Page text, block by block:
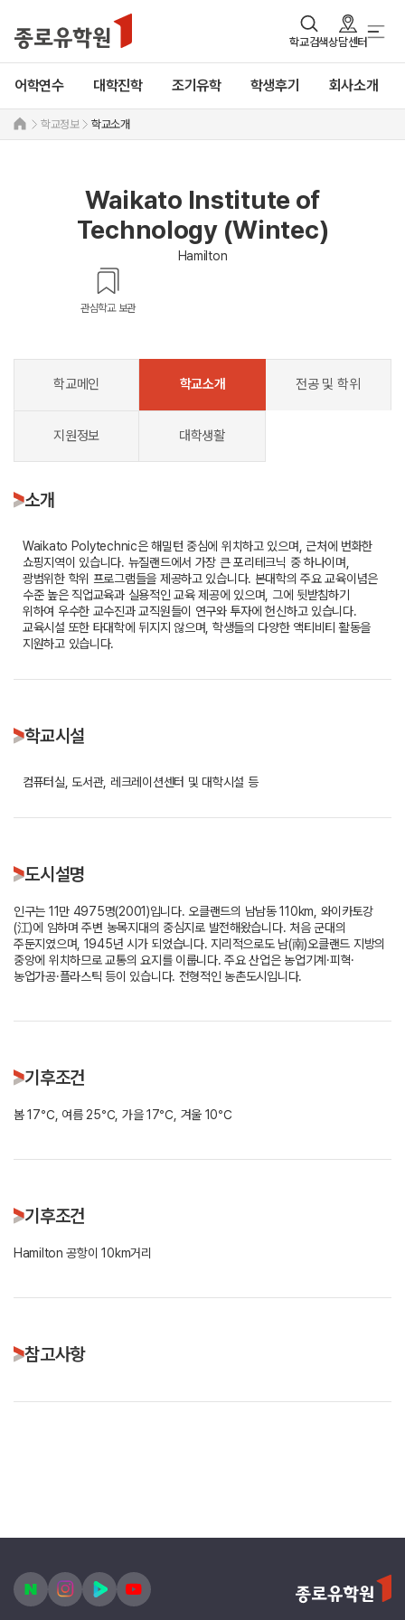
학교검색상담센터
어학연수 대학진학 조기유학 학생후기 회사소개
학교정보 학교소개
Waikato Institute of
Technology (Wintec)
Hamilton
관심학교 보관
학교메인 학교소개 전공 및 학위
지원정보 대학생활
소개
Waikato Polytechnic은 해밀턴 중심에 위치하고 있으며, 근처에 번화한
쇼핑지역이 있습니다. 뉴질랜드에서 가장 큰 포리테크닉 중 하나이며,
광범위한 학위 프로그램들을 제공하고 있습니다. 본대학의 주요 교육이념은
수준 높은 직업교육과 실용적인 교육 제공에 있으며, 그에 뒷받침하기
위하여 우수한 교수진과 교직원들이 연구와 투자에 헌신하고 있습니다.
교육시설 또한 타대학에 뒤지지 않으며, 학생들의 다양한 액티비티 활동을
지원하고 있습니다.
학교시설
컴퓨터실, 도서관, 레크레이션센터 및 대학시설 등
도시설명
인구는 11만 4975명(2001)입니다. 오클랜드의 남남동 110km, 와이카토강
(江)에 임하며 주변 농목지대의 중심지로 발전해왔습니다. 처음 군대의
주둔지였으며, 1945년 시가 되었습니다. 지리적으로도 남(南)오클랜드 지방의
중앙에 위치하므로 교통의 요지를 이룹니다. 주요 산업은 농업기계·피혁·
농업가공·플라스틱 등이 있습니다. 전형적인 농촌도시입니다.
기후조건
봄 17℃, 여름 25℃, 가을 17℃, 겨울 10℃
기후조건
Hamilton 공항이 10km거리
참고사항